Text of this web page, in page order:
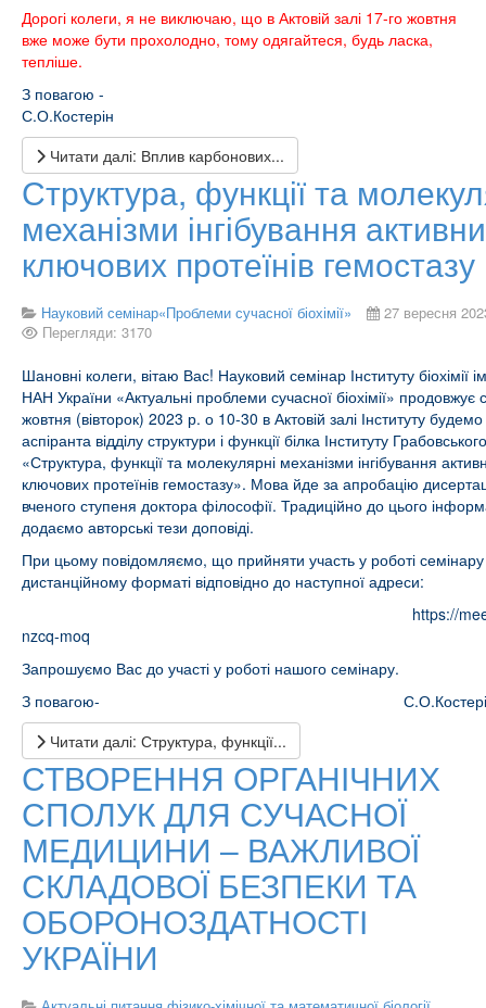
Дорогі колеги, я не виключаю, що в Актовій залі 17-го жовтня
вже може бути прохолодно, тому одягайтеся, будь ласка,
тепліше.
З повагою -
С.О.Костерін
Читати далі: Вплив карбонових...
Структура, функції та
механізми інгібування
ключових протеїнів гемостазу
Науковий семінар«Проблеми сучасної біохімії»
27 вересня
Перегляди: 3170
Шановні колеги, вітаю Вас! Науковий семінар Інституту біохімії
НАН України «Актуальні проблеми сучасної біохімії»
жовтня (вівторок) 2023 р. о 10-30 в Актовій залі Інституту
аспіранта відділу структури і функції білка Інституту
«Структура, функції та молекулярні механізми інгібування
ключових протеїнів гемостазу». Мова йде за апробацію
вченого ступеня доктора філософії. Традиційно до цього
додаємо авторські тези доповіді.
При цьому повідомляємо, що прийняти участь у роботі
дистанційному форматі відповідно до наступної адреси:
https://
nzcq-moq
Запрошуємо Вас до участі у роботі нашого семінару.
З повагою-
Читати далі: Структура, функції...
СТВОРЕННЯ ОРГАНІЧНИХ
СПОЛУК ДЛЯ СУЧАСНОЇ
МЕДИЦИНИ – ВАЖЛИВОЇ
СКЛАДОВОЇ БЕЗПЕКИ ТА
ОБОРОНОЗДАТНОСТІ
УКРАЇНИ